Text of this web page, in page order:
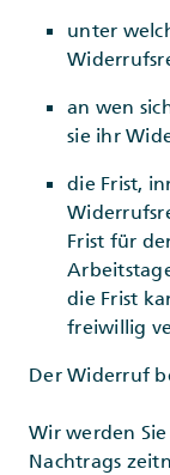
unter
an wen
sie ihr
die Frist,
Frist für
die Frist
freiwillig
Der Widerruf
Wir werden
Nachtrags